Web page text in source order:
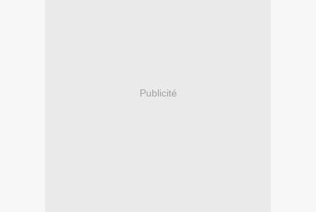
Publicité